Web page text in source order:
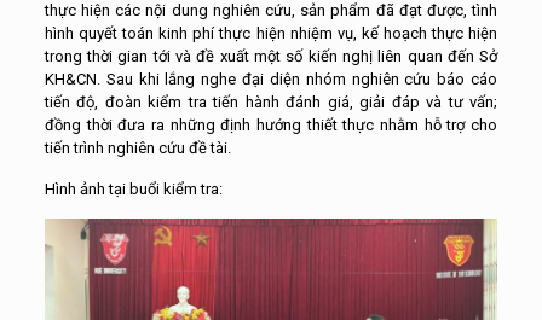
thực hiện các nội dung nghiên cứu, sản phẩm đã đạt được, tình
hình quyết toán kinh phí thực hiện nhiệm vụ, kế hoạch thực hiện
trong thời gian tới và đề xuất một số kiến nghị liên quan đến Sở
KH&CN. Sau khi lắng nghe đại diện nhóm nghiên cứu báo cáo
tiến độ, đoàn kiểm tra tiến hành đánh giá, giải đáp và tư vấn;
đồng thời đưa ra những định hướng thiết thực nhằm hỗ trợ cho
tiến trình nghiên cứu đề tài.
Hình ảnh tại buổi kiểm tra: